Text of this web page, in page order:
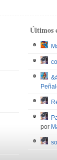
Últimos
por